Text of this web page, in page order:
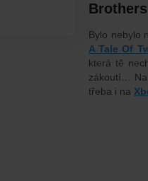
Bylo nebylo
A Tale Of
která tě
zákoutí… Na
třeba i na